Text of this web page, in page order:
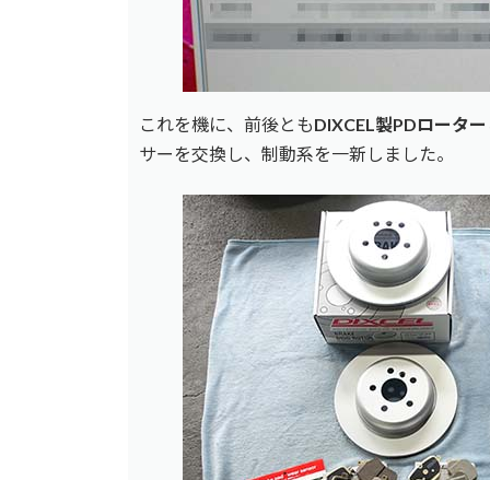
これを機に、前後ともDIXCEL製PDロータ
サーを交換し、制動系を一新しました。